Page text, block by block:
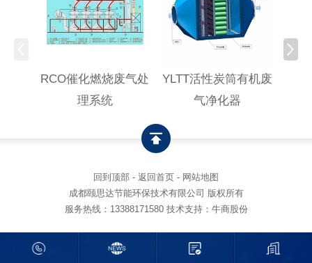
RCO催化燃烧废气处
理系统
YLTT活性炭筒有机废
气净化器
回到顶部 - 返回首页 - 网站地图
成都颐思达节能环保技术有限公司 版权所有
服务热线： 13388171580 技术支持：牛商股份